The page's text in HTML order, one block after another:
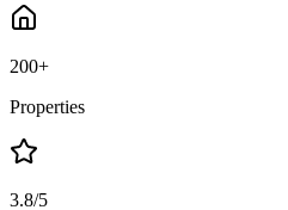
200+
Properties
3.8/5